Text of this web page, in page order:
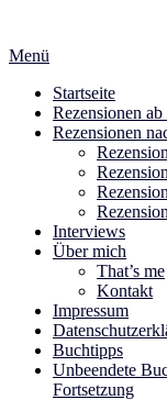
springen
Menü
Startseite
Rezensionen
Rezensionen
Interviews
Über mich
That’s me
Kontakt
Impressum
Buchtipps
Unbeendete
Fortsetzung